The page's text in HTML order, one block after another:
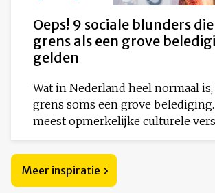
Oeps! 9 sociale blunders
grens als een grove
gelden
Wat in Nederland heel normaal
grens soms een grove
meest opmerkelijke culturele
Meer inspiratie